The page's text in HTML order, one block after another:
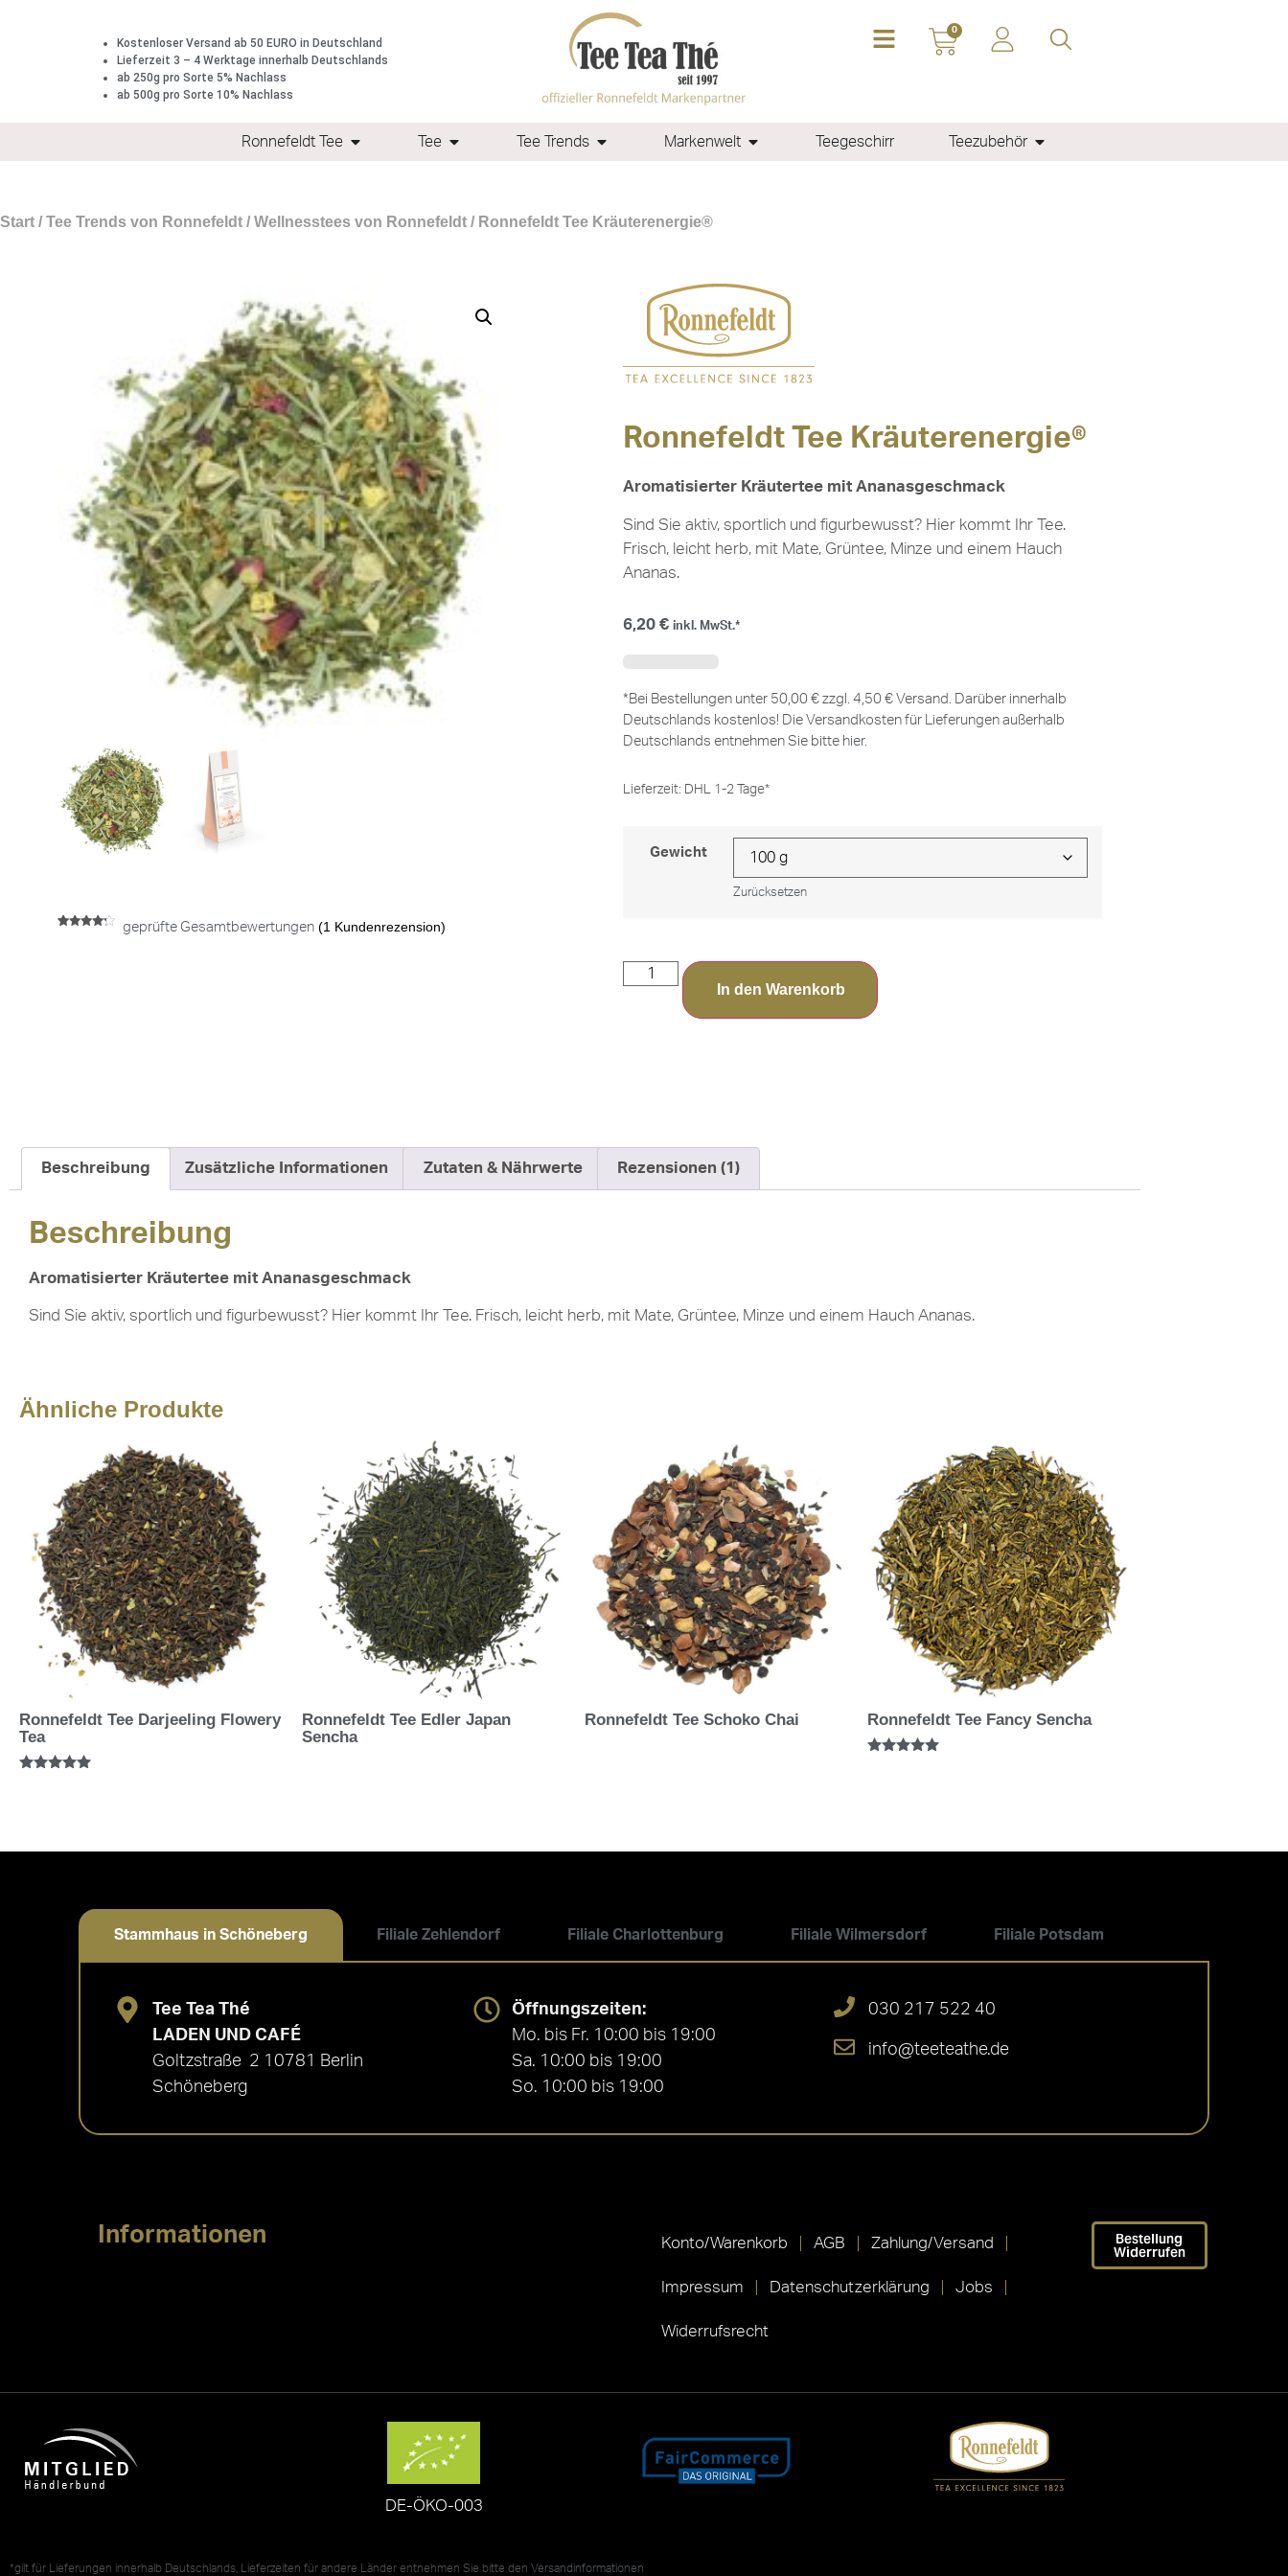
Kostenloser Versand ab 50 EURO in Deutschland
Lieferzeit 3 – 4 Werktage innerhalb Deutschlands
ab 250g pro Sorte 5% Nachlass
ab 500g pro Sorte 10% Nachlass
0
Ronnefeldt Tee Tee Tee Trends Markenwelt Teegeschirr Teezubehör
Start / Tee Trends von Ronnefeldt / Wellnesstees von Ronnefeldt / Ronnefeldt Tee Kräuterenergie®
geprüfte Gesamtbewertungen (1 Kundenrezension)
Ronnefeldt Tee Kräuterenergie®
Aromatisierter Kräutertee mit Ananasgeschmack
Sind Sie aktiv, sportlich und figurbewusst? Hier kommt Ihr Tee.
Frisch, leicht herb, mit Mate, Grüntee, Minze und einem Hauch
Ananas.
6,20 € inkl. MwSt.*
*Bei Bestellungen unter 50,00 € zzgl. 4,50 € Versand. Darüber innerhalb
Deutschlands kostenlos! Die Versandkosten für Lieferungen außerhalb
Deutschlands entnehmen Sie bitte hier.
Lieferzeit: DHL 1-2 Tage*
Gewicht
Zurücksetzen
In den Warenkorb
Beschreibung Zusätzliche Informationen Zutaten & Nährwerte Rezensionen (1)
Beschreibung
Aromatisierter Kräutertee mit Ananasgeschmack
Sind Sie aktiv, sportlich und figurbewusst? Hier kommt Ihr Tee. Frisch, leicht herb, mit Mate, Grüntee, Minze und einem Hauch Ananas.
Ähnliche Produkte
Ronnefeldt Tee Darjeeling Flowery
Tea
Ronnefeldt Tee Edler Japan
Sencha
Ronnefeldt Tee Schoko Chai Ronnefeldt Tee Fancy Sencha
Stammhaus in Schöneberg Filiale Zehlendorf Filiale Charlottenburg Filiale Wilmersdorf Filiale Potsdam
Tee Tea Thé
LADEN UND CAFÉ
Goltzstraße 2 10781 Berlin
Schöneberg
Öffnungszeiten:
Mo. bis Fr. 10:00 bis 19:00
Sa. 10:00 bis 19:00
So. 10:00 bis 19:00
030 217 522 40
info@teeteathe.de
Informationen Konto/Warenkorb AGB Zahlung/Versand
Impressum Datenschutzerklärung Jobs
Widerrufsrecht
Bestellung
Widerrufen
DE-ÖKO-003
*gilt für Lieferungen innerhalb Deutschlands, Lieferzeiten für andere Länder entnehmen Sie bitte den Versandinformationen